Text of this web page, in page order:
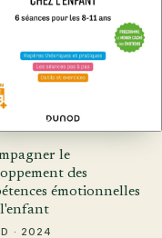
le
des
émotionnelles
· 2024